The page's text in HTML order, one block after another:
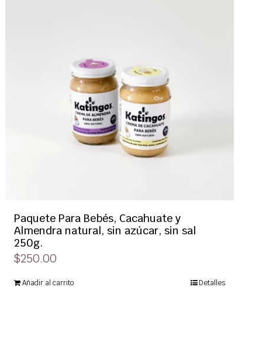
Paquete Para Bebés, Cacahuate y
Almendra natural, sin azúcar, sin sal
250g.
$250.00
Añadir al carrito Detalles